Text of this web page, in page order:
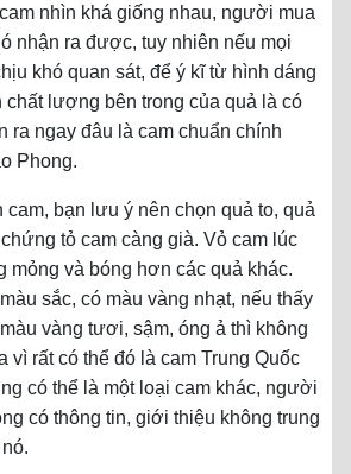
nhìn khá giống nhau, người mua
nhận ra được, tuy nhiên nếu mọi
khó quan sát, để ý kĩ từ hình dáng
chất lượng bên trong của quả là có
ra ngay đâu là cam chuẩn chính
Phong.
cam, bạn lưu ý nên chọn quả to, quả
tỏ cam càng già. Vỏ cam lúc
mỏng và bóng hơn các quả khác.
sắc, có màu vàng nhạt, nếu thấy
vàng tươi, sậm, óng ả thì không
vì rất có thể đó là cam Trung Quốc
có thể là một loại cam khác, người
có thông tin, giới thiệu không trung